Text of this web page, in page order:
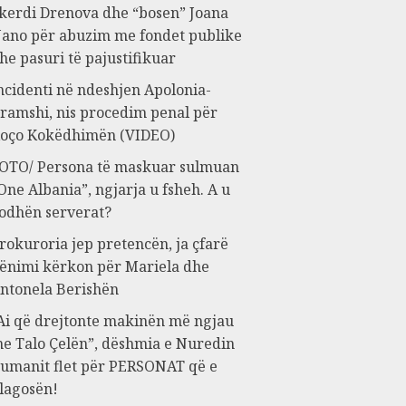
Drenova dhe “bosen” Joana
për abuzim me fondet publike
pasuri të pajustifikuar
në ndeshjen Apolonia-
nis procedim penal për
Kokëdhimën (VIDEO)
Persona të maskuar sulmuan
Albania”, ngjarja u fsheh. A u
serverat?
jep pretencën, ja çfarë
kërkon për Mariela dhe
Berishën
që drejtonte makinën më ngjau
Talo Çelën”, dëshmia e Nuredin
flet për PERSONAT që e